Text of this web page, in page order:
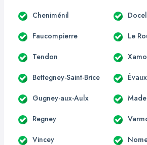
Cheniménil
Faucompierre Le
Tendon
Bettegney-Saint-Brice
Gugney-aux-Aulx
Regney
Vincey